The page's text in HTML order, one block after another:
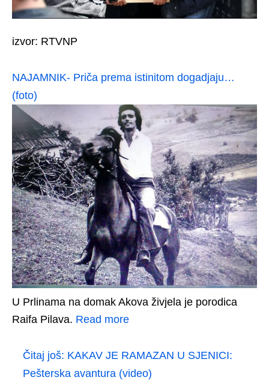
izvor: RTVNP
NAJAMNIK- Priča prema istinitom dogadjaju…
(foto)
U Prlinama na domak Akova živjela je porodica
Raifa Pilava. Read more
Čitaj još: KAKAV JE RAMAZAN U SJENICI:
Pešterska avantura (video)